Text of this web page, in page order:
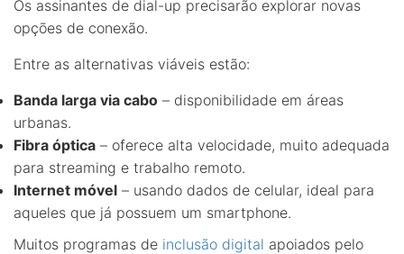
Os assinantes de dial-up precisarão explorar novas
opções de conexão.
Entre as alternativas viáveis estão:
Banda larga via cabo – disponibilidade em áreas
urbanas.
Fibra óptica – oferece alta velocidade, muito adequada
para streaming e trabalho remoto.
Internet móvel – usando dados de celular, ideal para
aqueles que já possuem um smartphone.
Muitos programas de inclusão digital apoiados pelo